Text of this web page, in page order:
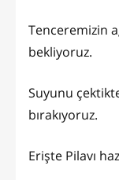
Tenceremizin
bekliyoruz.
Suyunu
bırakıyoruz.
Erişte Pilavı